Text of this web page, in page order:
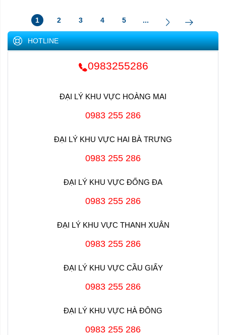
1 2 3 4 5 ...
HOTLINE
0983255286
ĐẠI LÝ KHU VỰC HOÀNG MAI
0983 255 286
ĐẠI LÝ KHU VỰC HAI BÀ TRƯNG
0983 255 286
ĐẠI LÝ KHU VỰC ĐỐNG ĐA
0983 255 286
ĐẠI LÝ KHU VỰC THANH XUÂN
0983 255 286
ĐẠI LÝ KHU VỰC CẦU GIẤY
0983 255 286
ĐẠI LÝ KHU VỰC HÀ ĐÔNG
0983 255 286